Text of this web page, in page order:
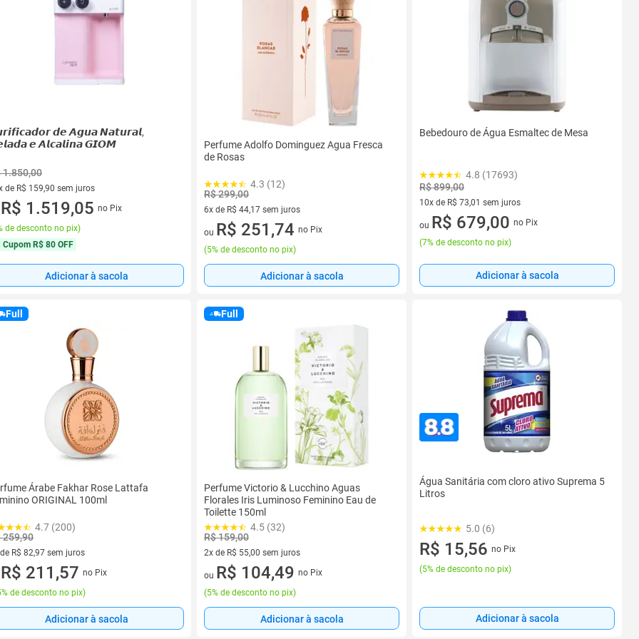
𝙙𝙚 𝘼𝙜𝙪𝙖 𝙉𝙖𝙩𝙪𝙧𝙖𝙡,
𝙚 𝘼𝙡𝙘𝙖𝙡𝙞𝙣𝙖 𝙂𝙄𝙊𝙈
1.850,00
de R$ 159,90 sem juros
vez de R$ 159,90 sem juros
R$ 1.519,05 no Pix
de desconto no pix)
Cupom R$ 80 OFF
Adicionar à sacola
Perfume Adolfo Dominguez Agua Fresca
de Rosas
4.3 (12)
R$ 299,00
6x de R$ 44,17 sem juros
6 vez de R$ 44,17 sem juros
ou R$ 251,74 no Pix
(5% de desconto no pix)
Adicionar à sacola
Bebedouro de Água Esmaltec de Mesa
4.8 (17693)
R$ 899,00
10x de R$ 73,01 sem juros
10 vez de R$ 73,01 sem juros
ou R$ 679,00 no Pix
(7% de desconto no pix)
Adicionar à sacola
Full
Árabe Fakhar Rose Lattafa
ORIGINAL 100ml
4.7 (200)
259,90
R$ 82,97 sem juros
de R$ 82,97 sem juros
R$ 211,57 no Pix
de desconto no pix)
Adicionar à sacola
Full
Perfume Victorio & Lucchino Aguas
Florales Iris Luminoso Feminino Eau de
Toilette 150ml
4.5 (32)
R$ 159,00
2x de R$ 55,00 sem juros
2 vez de R$ 55,00 sem juros
ou R$ 104,49 no Pix
(5% de desconto no pix)
Adicionar à sacola
Água Sanitária com cloro ativo Suprema 5
Litros
5.0 (6)
R$ 15,56 no Pix
(5% de desconto no pix)
Adicionar à sacola